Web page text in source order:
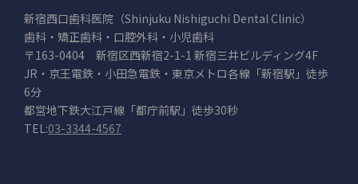
新宿西口歯科医院（Shinjuku Nishiguchi Dental Clinic）
歯科・矯正歯科・口腔外科・小児歯科
〒163-0404 新宿区西新宿2-1-1 新宿三井ビルディング4F
JR・京王電鉄・小田急電鉄・東京メトロ各線「新宿駅」徒歩
6分
都営地下鉄大江戸線「都庁前駅」徒歩30秒
TEL:03-3344-4567